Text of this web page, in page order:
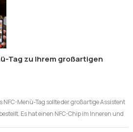
Tag zu Ihrem großartigen
NFC-Menü-Tag sollte der großartige Assistent
Es hat einen NFC-Chip im Inneren und
muss nur den QR-Code scannen oder auf